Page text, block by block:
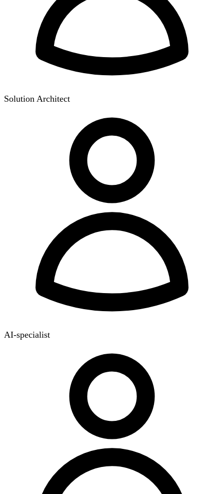
Solution Architect
AI-specialist